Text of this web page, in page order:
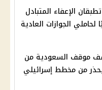
الإعفاء المتبادل
الجوازات العادية
موقف السعودية من
من مخطط إسرائيلي